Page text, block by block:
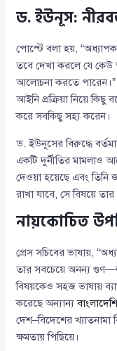
ড. ইউনূস:
পোস্টে বলা হয়,
তবে দেখা করলে যে কেউ
আলোচনা করতে পারেন।”
আইনি প্রক্রিয়া নিয়ে
করে সবকিছু সহ্য করেন।
ড. ইউনূসের বিরুদ্ধে
একটি দুর্নীতির মামলাও
দেওয়া হয়েছে এবং তিনি
রাখা যাবে, সে বিষয়ে
নায়কোচিত
প্রেস সচিবের ভাষায়,
তার সবচেয়ে অনন্য
বিষয়কেও সহজ ভাষায়
করেছে অন্যান্য
দেশ–বিদেশের খ্যাতনামা
ক্ষমতায় পিছিয়ে।